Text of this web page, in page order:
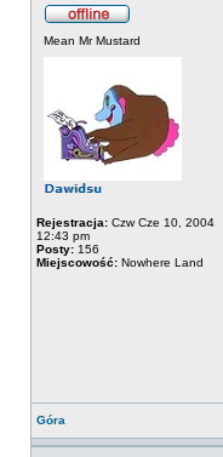
Mean Mr Mustard
Rejestracja: Czw Cze 10, 2004
12:43 pm
Posty: 156
Miejscowość: Nowhere Land
Góra